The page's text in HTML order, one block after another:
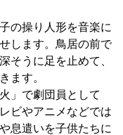
の操り人形を音楽に
します。鳥居の前で
そうに足を止めて、
ます。
」で劇団員として
ビやアニメなどでは
息遣いを子供たちに